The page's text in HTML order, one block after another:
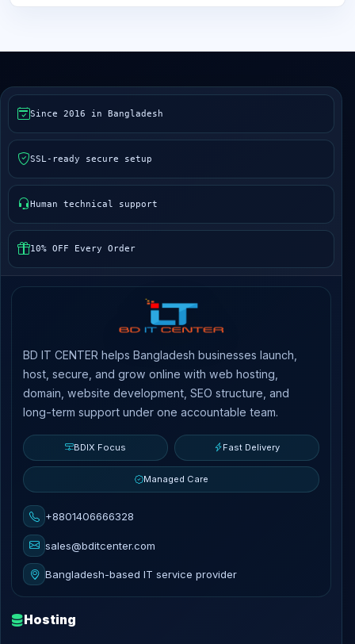
Since 2016 in Bangladesh
SSL-ready secure setup
Human technical support
10% OFF Every Order
BD IT CENTER helps Bangladesh businesses launch,
host, secure, and grow online with web hosting,
domain, website development, SEO structure, and
long-term support under one accountable team.
BDIX Focus Fast Delivery
Managed Care
+8801406666328
sales@bditcenter.com
Bangladesh-based IT service provider
Hosting